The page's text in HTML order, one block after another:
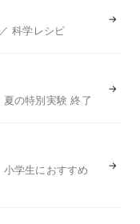
科学レシピ
→
の特別実験 終了
→
学生におすすめ
→